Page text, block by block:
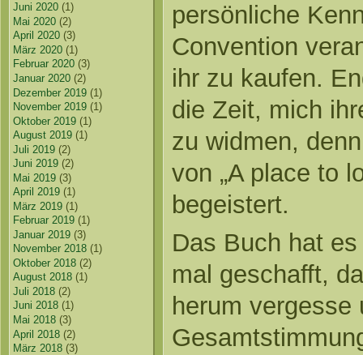
Juni 2020 (1)
Mai 2020 (2)
April 2020 (3)
März 2020 (1)
Februar 2020 (3)
Januar 2020 (2)
Dezember 2019 (1)
November 2019 (1)
Oktober 2019 (1)
August 2019 (1)
Juli 2019 (2)
Juni 2019 (2)
Mai 2019 (3)
April 2019 (1)
März 2019 (1)
Februar 2019 (1)
Januar 2019 (3)
November 2018 (1)
Oktober 2018 (2)
August 2018 (1)
Juli 2018 (2)
Juni 2018 (1)
Mai 2018 (3)
April 2018 (2)
März 2018 (3)
persönliche
Convention
ihr zu kaufen.
die Zeit, mich
zu widmen,
von „A place to
begeistert.
Das Buch hat
mal geschafft,
herum vergesse